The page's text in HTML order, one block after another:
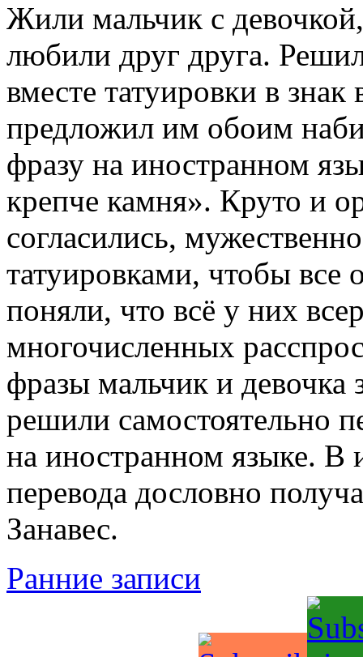
Жили мальчик с
любили друг друга.
вместе татуировки в
предложил им обоим
фразу на иностранном
крепче камня». Круто и
согласились,
татуировками, чтобы
поняли, что всё у них
многочисленных
фразы мальчик и девочка
решили самостоятельно
на иностранном языке. В
перевода дословно
Занавес.
Ранние записи